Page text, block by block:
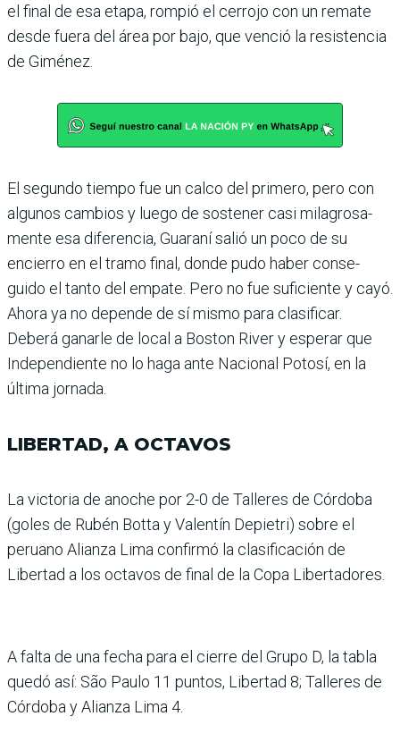
el final de esa etapa, rompió el cerrojo con un remate
desde fuera del área por bajo, que venció la resis­tencia
de Giménez.
El segundo tiempo fue un calco del primero, pero con
algunos cambios y luego de sostener casi milagrosa­
mente esa diferencia, Gua­raní salió un poco de su
encierro en el tramo final, donde pudo haber conse­
guido el tanto del empate. Pero no fue suficiente y cayó.
Ahora ya no depende de sí mismo para clasificar.
Deberá ganarle de local a Boston River y esperar que
Independiente no lo haga ante Nacional Potosí, en la
última jornada.
LIBERTAD, A OCTAVOS
La victoria de anoche por 2-0 de Talleres de Córdoba
(goles de Rubén Botta y Valentín Depietri) sobre el
peruano Alianza Lima con­firmó la clasificación de
Libertad a los octavos de final de la Copa Liberta­dores.
A falta de una fecha para el cierre del Grupo D, la tabla
quedó así: São Paulo 11 puntos, Libertad 8; Talle­res de
Córdoba y Alianza Lima 4.